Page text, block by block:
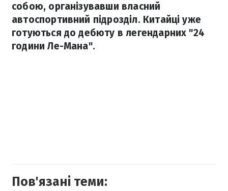
собою, організувавши власний
автоспортивний підрозділ. Китайці уже
готуються до дебюту в легендарних "24
години Ле-Мана".
Пов'язані теми: